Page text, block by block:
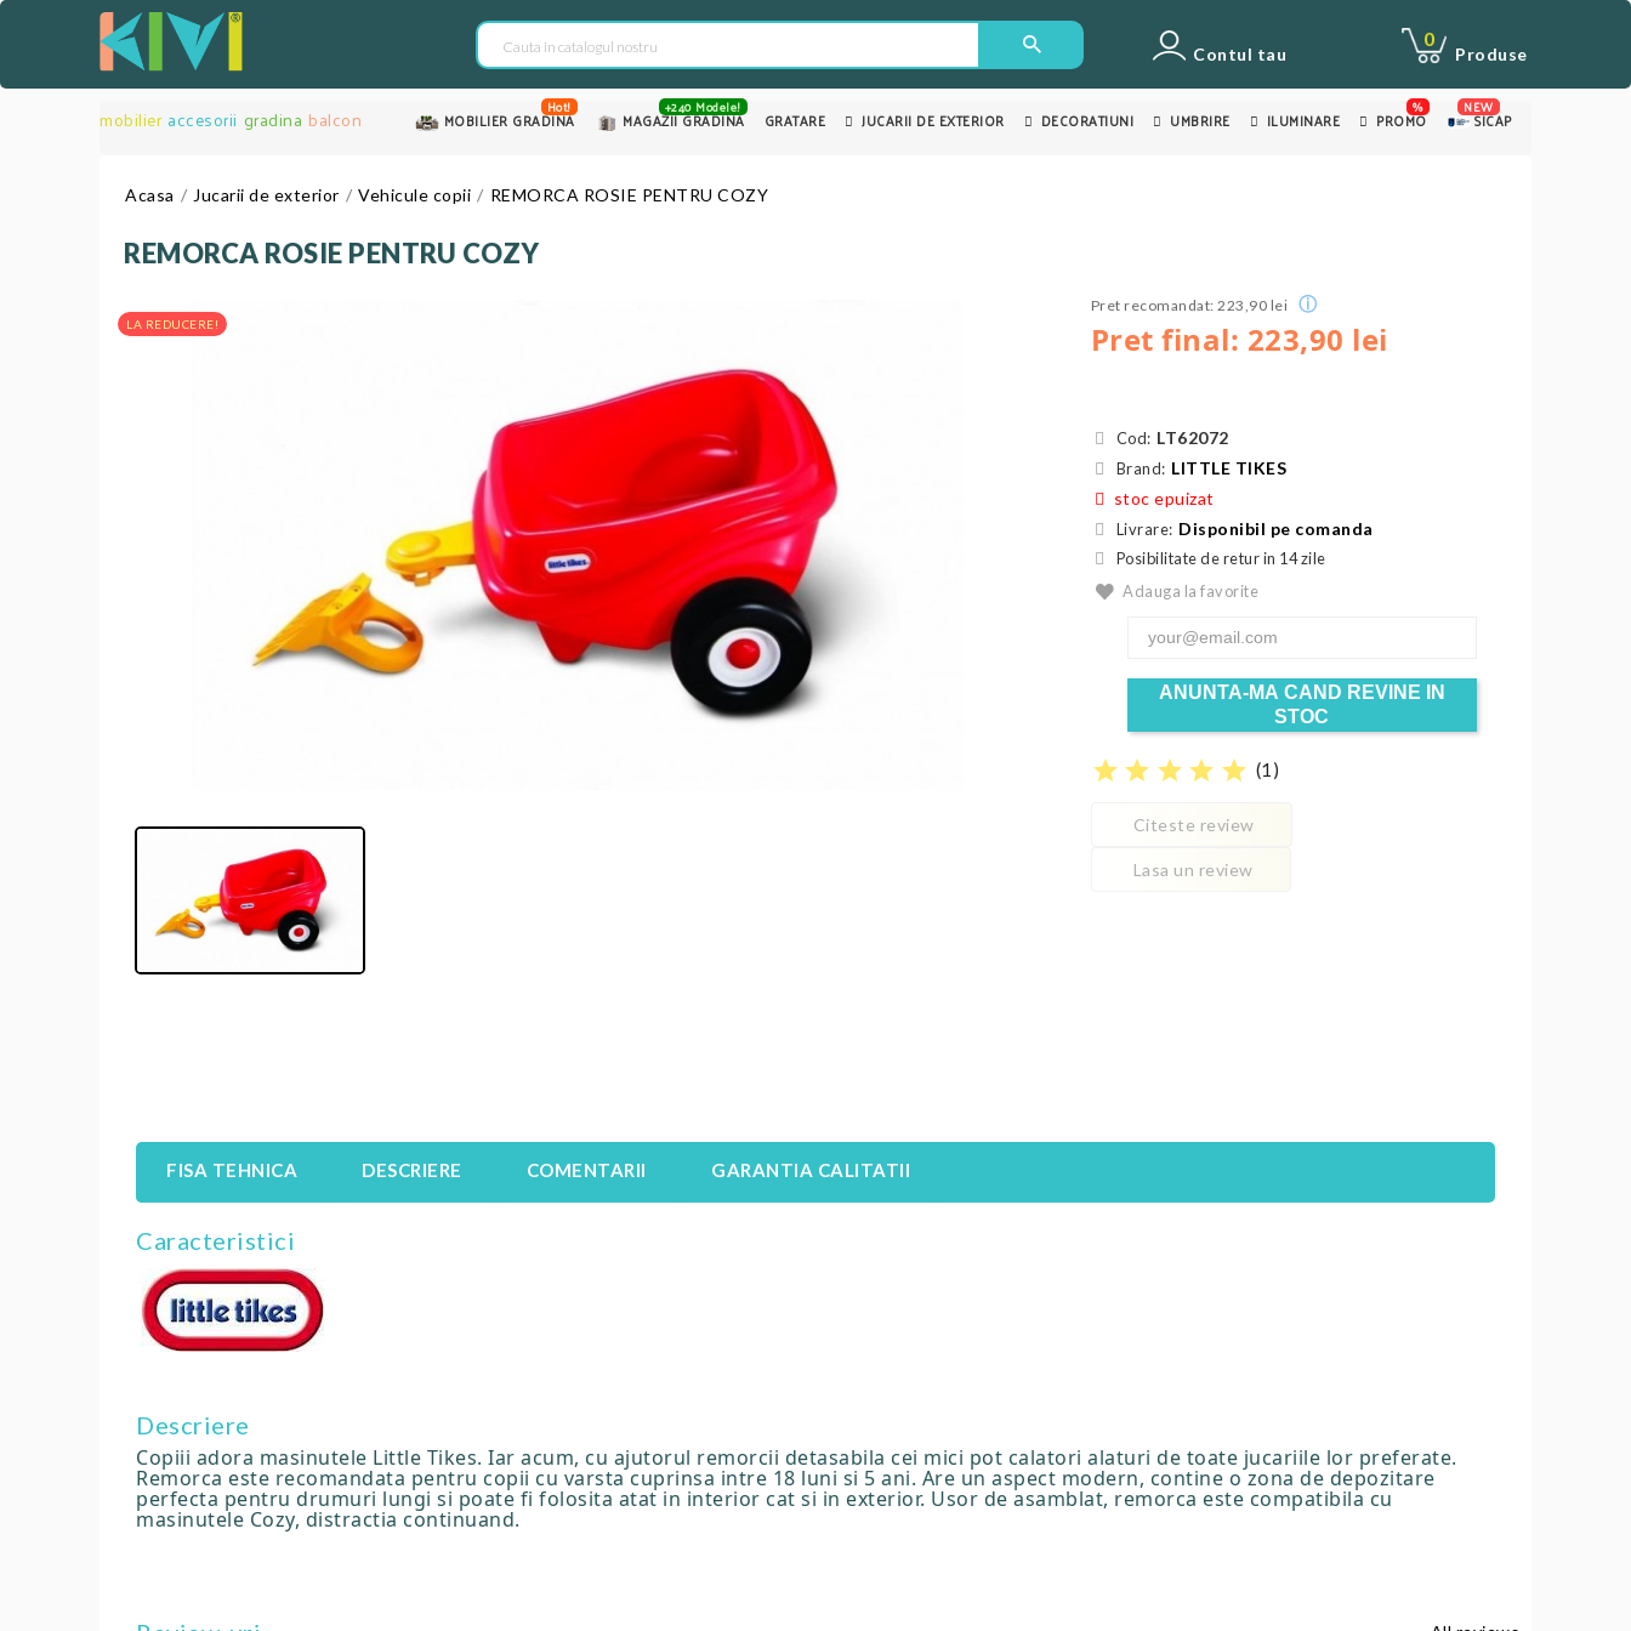
Contul tau Produse
0
mobilier accesorii gradina balcon MOBILIER GRADINA
Hot!
MAGAZII GRADINA
+240 Modele!
GRATARE JUCARII DE EXTERIOR DECORATIUNI UMBRIRE ILUMINARE PROMO
%
SICAP
NEW
Acasa Jucarii de exterior Vehicule copii REMORCA ROSIE PENTRU COZY
REMORCA ROSIE PENTRU COZY
LA REDUCERE! Pret final: 223,90 lei
Pret recomandat: 223,90 lei ⓘ
Cod: LT62072
Brand: LITTLE TIKES
stoc epuizat
Livrare: Disponibil pe comanda
Posibilitate de retur in 14 zile
Adauga la favorite
ANUNTA-MA CAND REVINE IN
STOC
star star star star star (1 )
Citeste review
Lasa un review
FISA TEHNICA DESCRIERE COMENTARII GARANTIA CALITATII
Caracteristici
Descriere
Copiii adora masinutele Little Tikes. Iar acum, cu ajutorul remorcii detasabila cei mici pot calatori alaturi de toate jucariile lor preferate.
Remorca este recomandata pentru copii cu varsta cuprinsa intre 18 luni si 5 ani. Are un aspect modern, contine o zona de depozitare
perfecta pentru drumuri lungi si poate fi folosita atat in interior cat si in exterior. Usor de asamblat, remorca este compatibila cu
masinutele Cozy, distractia continuand.